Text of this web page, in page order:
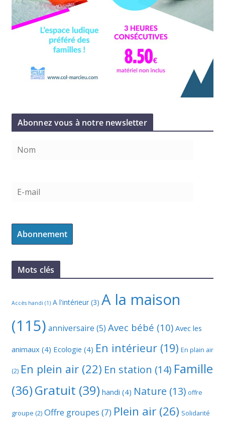
Abonnez vous à notre newsletter
Abonnement
Mots clés
Accès handi (1) A l'intérieur(3) A la maison
(115) anniversaire (5) Avec bébé (10) Avec les
animaux(4) Ecologie (4) En intérieur(19) En plain air
(2) En plein air(22) En station (14) Famille
(36)Gratuit (39) handi (4) Nature (13) offre
groupe (2) Offre groupes (7) Plein air(26) Solidarité